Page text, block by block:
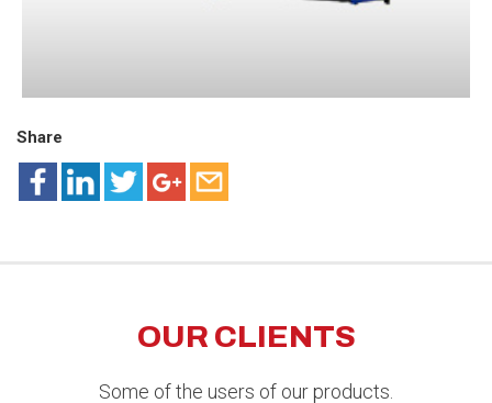
Share
OUR CLIENTS
Some of the users of our products.